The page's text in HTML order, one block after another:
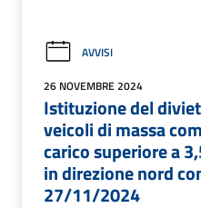
AVVISI
26 NOVEMBRE 2024
Istituzione del
veicoli di massa
carico superiore a
in direzione nord
27/11/2024